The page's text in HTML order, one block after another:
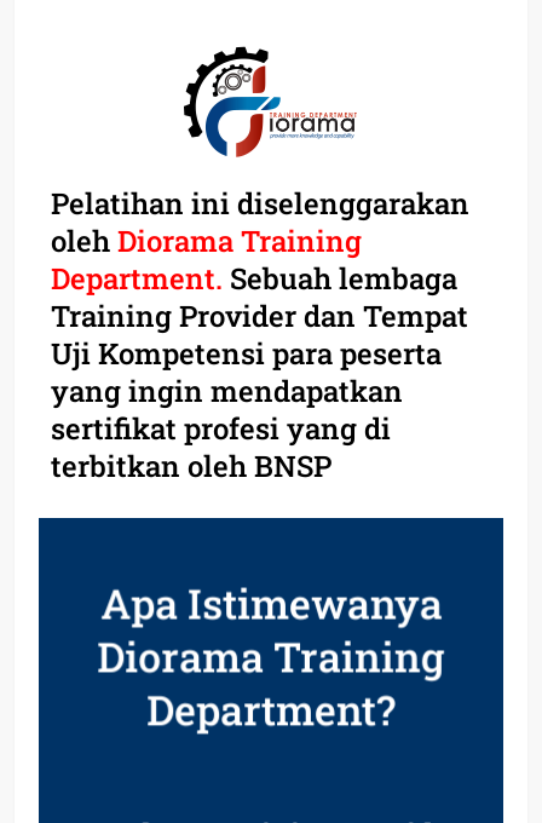
Pelatihan ini diselenggarakan
olehDiorama Training
Department. Sebuah lembaga
Training Provider dan Tempat
Uji Kompetensi para peserta
yang ingin mendapatkan
sertifikat profesi yang di
terbitkan oleh BNSP
Apa Istimewanya
Diorama Training
Department?